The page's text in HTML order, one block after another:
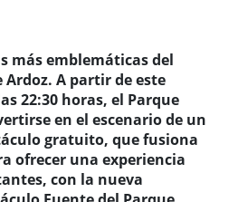
más emblemáticas del
A partir de este
22:30 horas, el Parque
en el escenario de un
gratuito, que fusiona
ofrecer una experiencia
con la nueva